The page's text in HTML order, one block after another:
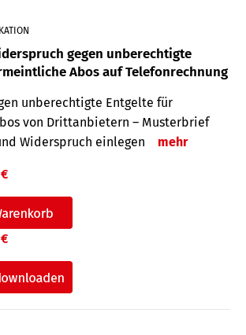
gegen unberechtigte
Abos auf Telefonrechnung
unberechtigte Entgelte für
von Drittanbietern – Musterbrief
Widerspruch einlegen
mehr